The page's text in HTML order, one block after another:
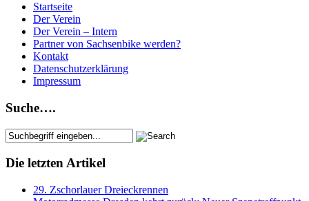
Startseite
Der Verein
Der Verein – Intern
Partner von Sachsenbike werden?
Kontakt
Datenschutzerklärung
Impressum
Suche….
Die letzten Artikel
29. Zschorlauer Dreieckrennen